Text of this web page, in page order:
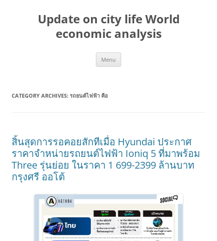
Update on city life World
economic analysis
Menu
CATEGORY ARCHIVES: รถยนต์ไฟฟ้า คือ
สิ้นสุดการรอคอยสักทีเมื่อ Hyundai ประกาศ
ราคาจำหน่ายรถยนต์ไฟฟ้า Ioniq 5 ที่มาพร้อม
Three รุ่นย่อย ในราคา 1 699-2399 ล้านบาท
กรุงศรี ออโต้